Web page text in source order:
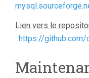
Lien vers le
: https://github.com/